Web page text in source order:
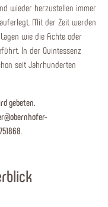
wieder herzustellen immer
Mit der Zeit werden
wie die Fichte oder
In der Quintessenz
seit Jahrhunderten
gebeten.